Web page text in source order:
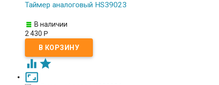
Таймер аналоговый HS39023
В наличии
2 430 Р
 
